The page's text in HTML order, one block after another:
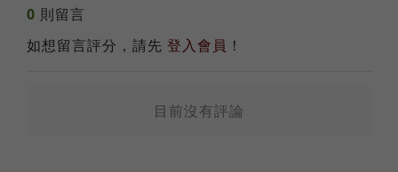
0 則留言
如想留言評分，請先 登入會員 ！
目前沒有評論